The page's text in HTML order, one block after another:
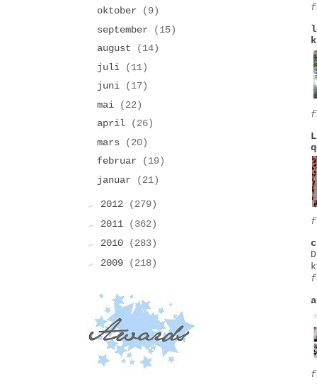
oktober
(9)
september
(15)
august
(14)
juli
(11)
juni
(17)
mai
(22)
april
(26)
mars
(20)
februar
(19)
januar
(21)
► 2012
(279)
► 2011
(362)
► 2010
(283)
► 2009 (218)